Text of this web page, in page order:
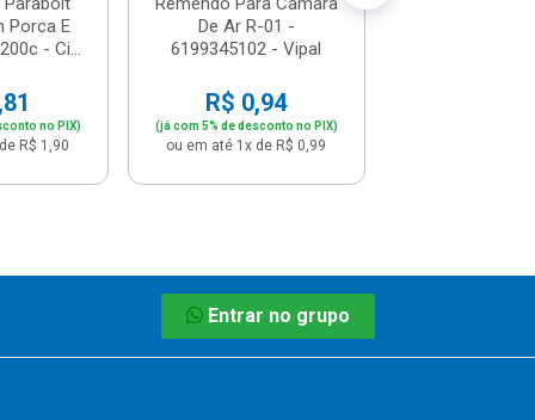
Porca E
- Ci...
no PIX)
R$ 1,90
De Ar R-01 -
6199345102 - Vipal
R$ 0,94
(já com 5% de desconto no PIX)
ou em até 1x de R$ 0,99
Entrar no grupo